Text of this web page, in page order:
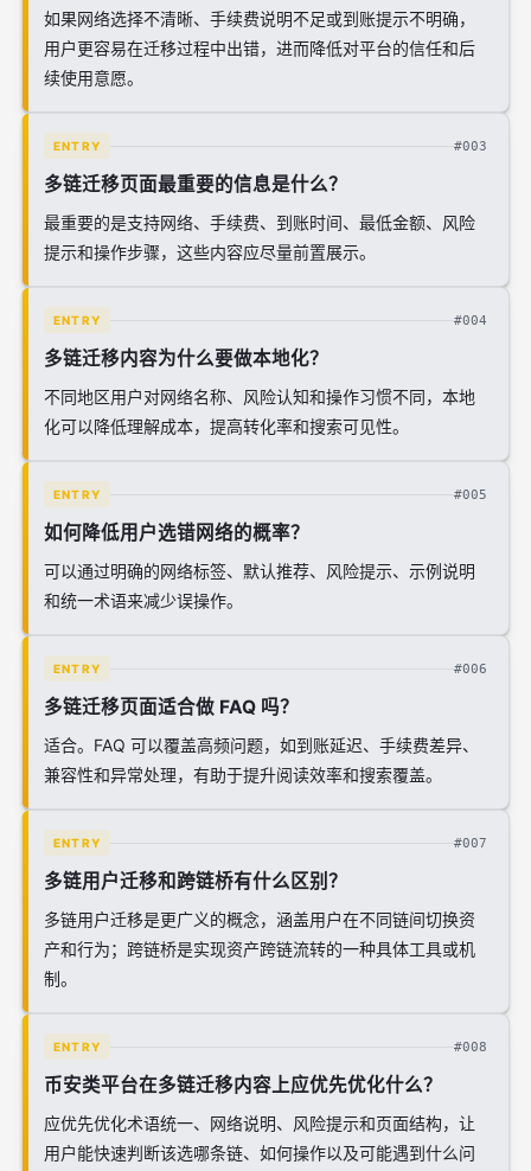
如果网络选择不清晰、手续费说明不足或到账提示不明确，
用户更容易在迁移过程中出错，进而降低对平台的信任和后
续使用意愿。
ENTRY #003
多链迁移页面最重要的信息是什么？
最重要的是支持网络、手续费、到账时间、最低金额、风险
提示和操作步骤，这些内容应尽量前置展示。
ENTRY #004
多链迁移内容为什么要做本地化？
不同地区用户对网络名称、风险认知和操作习惯不同，本地
化可以降低理解成本，提高转化率和搜索可见性。
ENTRY #005
如何降低用户选错网络的概率？
可以通过明确的网络标签、默认推荐、风险提示、示例说明
和统一术语来减少误操作。
ENTRY #006
多链迁移页面适合做 FAQ 吗？
适合。FAQ 可以覆盖高频问题，如到账延迟、手续费差异、
兼容性和异常处理，有助于提升阅读效率和搜索覆盖。
ENTRY #007
多链用户迁移和跨链桥有什么区别？
多链用户迁移是更广义的概念，涵盖用户在不同链间切换资
产和行为；跨链桥是实现资产跨链流转的一种具体工具或机
制。
ENTRY #008
币安类平台在多链迁移内容上应优先优化什么？
应优先优化术语统一、网络说明、风险提示和页面结构，让
用户能快速判断该选哪条链、如何操作以及可能遇到什么问